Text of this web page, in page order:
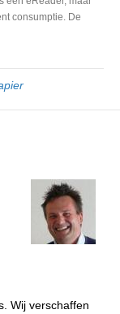
consumptie. De
Wij verschaffen